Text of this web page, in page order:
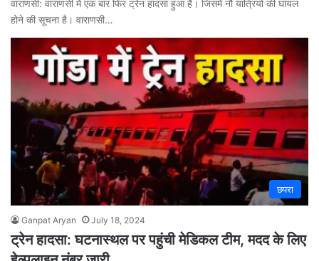
वाराणसी: वाराणसी में एक बार फिर ट्रेन हादसा हुआ है। जिसमें नौ यात्रियों की घायल
होने की सूचना है। वाराणसी…
छपरा
Ganpat Aryan July 18, 2024
ट्रेन हादसा: घटनास्थल पर पहुंची मेडिकल टीम, मदद के लिए